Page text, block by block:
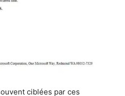
ciblées par ces